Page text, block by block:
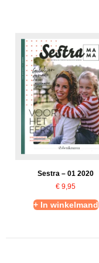
Sestra – 01 2020
€ 9,95
+ In winkelmand